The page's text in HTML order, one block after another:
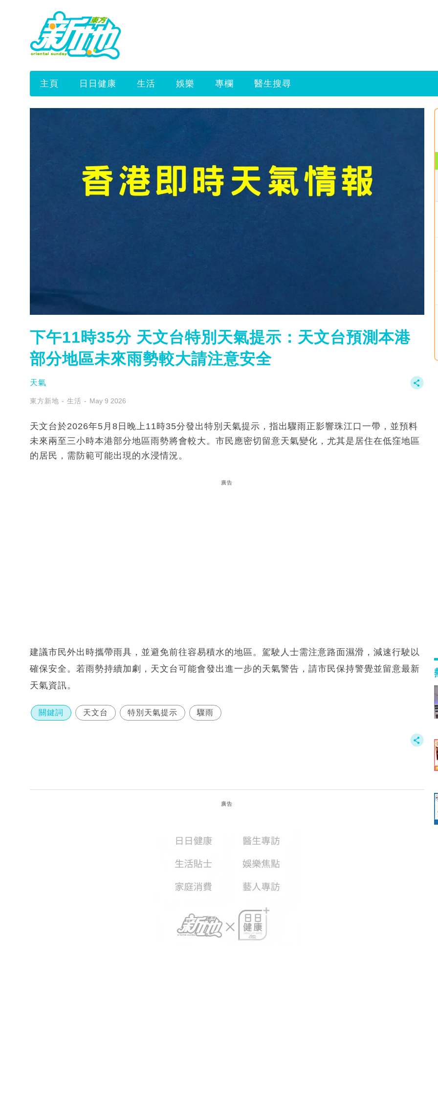
主頁 日日健康 生活 娛樂 專欄 醫生搜尋
下午11時35分 天文台特別天氣提示：天文台預測本港
部分地區未來雨勢較大請注意安全
天氣
東方新地 - 生活 May 9 2026
天文台於2026年5月8日晚上11時35分發出特別天氣提示，指出驟雨正影響珠江口一帶，並預料
未來兩至三小時本港部分地區雨勢將會較大。市民應密切留意天氣變化，尤其是居住在低窪地區
的居民，需防範可能出現的水浸情況。
廣告
建議市民外出時攜帶雨具，並避免前往容易積水的地區。駕駛人士需注意路面濕滑，減速行駛以
確保安全。若雨勢持續加劇，天文台可能會發出進一步的天氣警告，請市民保持警覺並留意最新
天氣資訊。
關鍵詞 天文台 特別天氣提示 驟雨
廣告